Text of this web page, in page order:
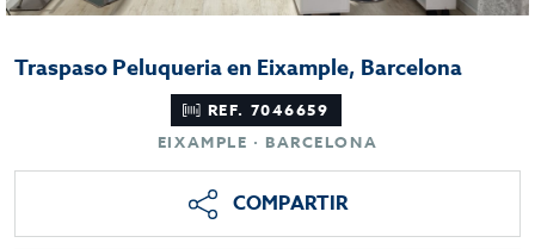
Traspaso Peluqueria en Eixample, Barcelona
REF. 7046659
EIXAMPLE · BARCELONA
COMPARTIR